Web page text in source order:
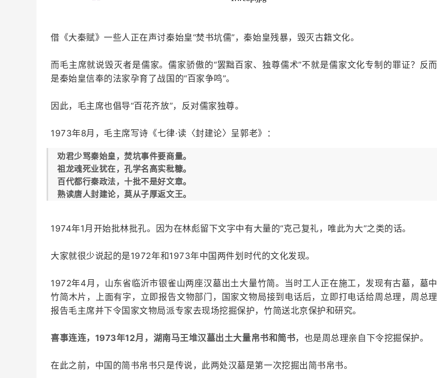
借《大秦赋》一些人正在声讨秦始皇“焚书坑儒”，秦始皇残暴，毁灭古籍文化。
而毛主席就说毁灭者是儒家。儒家骄傲的“罢黜百家、独尊儒术”不就是儒家文化专制的罪证？反而
是秦始皇信奉的法家孕育了战国的“百家争鸣”。
因此，毛主席也倡导“百花齐放”，反对儒家独尊。
1973年8月，毛主席写诗《七律·读〈封建论〉呈郭老》：
劝君少骂秦始皇，焚坑事件要商量。
祖龙魂死业犹在，孔学名高实秕糠。
百代都行秦政法，十批不是好文章。
熟读唐人封建论，莫从子厚返文王。
1974年1月开始批林批孔。因为在林彪留下文字中有大量的“克己复礼，唯此为大”之类的话。
大家就很少说起的是1972年和1973年中国两件划时代的文化发现。
1972年4月，山东省临沂市银雀山两座汉墓出土大量竹简。当时工人正在施工，发现有古墓，墓中
竹简木片，上面有字，立即报告文物部门，国家文物局接到电话后，立即打电话给周总理，周总理
报告毛主席并下令国家文物局派专家去现场挖掘保护，竹简送北京保护和研究。
喜事连连，1973年12月，湖南马王堆汉墓出土大量帛书和简书，也是周总理亲自下令挖掘保护。
在此之前，中国的简书帛书只是传说，此两处汉墓是第一次挖掘出简书帛书。